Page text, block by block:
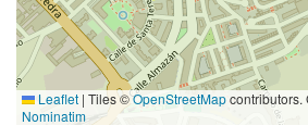
Leaflet | Tiles ©OpenStreetMap
Nominatim